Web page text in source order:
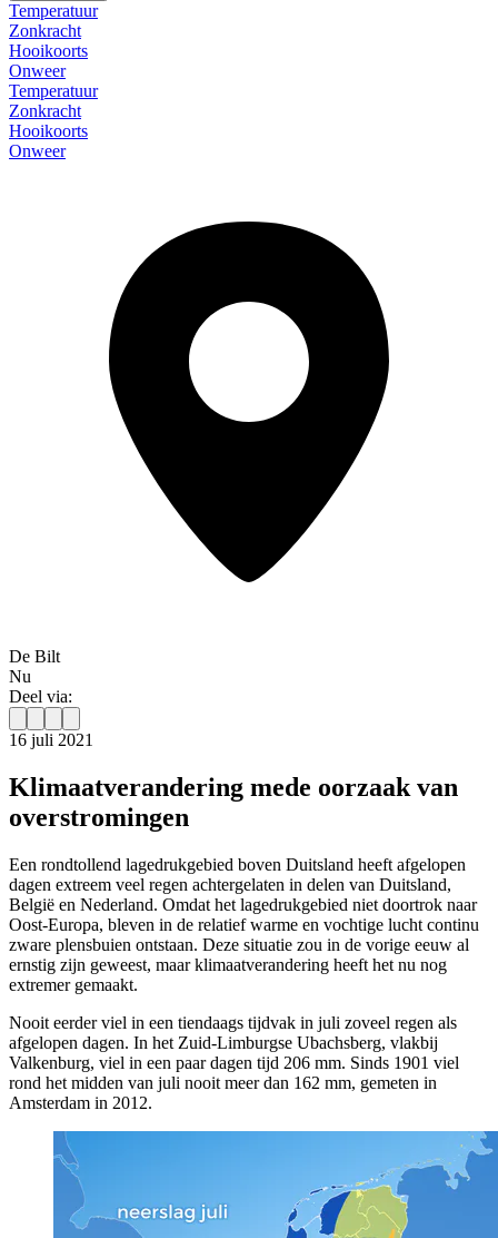
Temperatuur
Zonkracht
Hooikoorts
Onweer
Temperatuur
Zonkracht
Hooikoorts
Onweer
De Bilt
Nu
Deel via:
16 juli 2021
Klimaatverandering mede oorzaak van
overstromingen
Een rondtollend lagedrukgebied boven Duitsland heeft afgelopen
dagen extreem veel regen achtergelaten in delen van Duitsland,
België en Nederland. Omdat het lagedrukgebied niet doortrok naar
Oost-Europa, bleven in de relatief warme en vochtige lucht continu
zware plensbuien ontstaan. Deze situatie zou in de vorige eeuw al
ernstig zijn geweest, maar klimaatverandering heeft het nu nog
extremer gemaakt.
Nooit eerder viel in een tiendaags tijdvak in juli zoveel regen als
afgelopen dagen. In het Zuid-Limburgse Ubachsberg, vlakbij
Valkenburg, viel in een paar dagen tijd 206 mm. Sinds 1901 viel
rond het midden van juli nooit meer dan 162 mm, gemeten in
Amsterdam in 2012.